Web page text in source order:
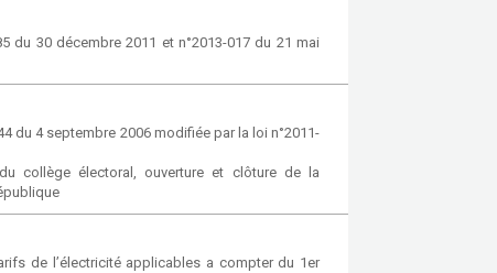
du 30 décembre 2011 et n°2013-017 du 21 mai
du 4 septembre 2006 modifiée par la loi n°2011-
collège électoral, ouverture et clôture de la
de l’électricité applicables a compter du 1er